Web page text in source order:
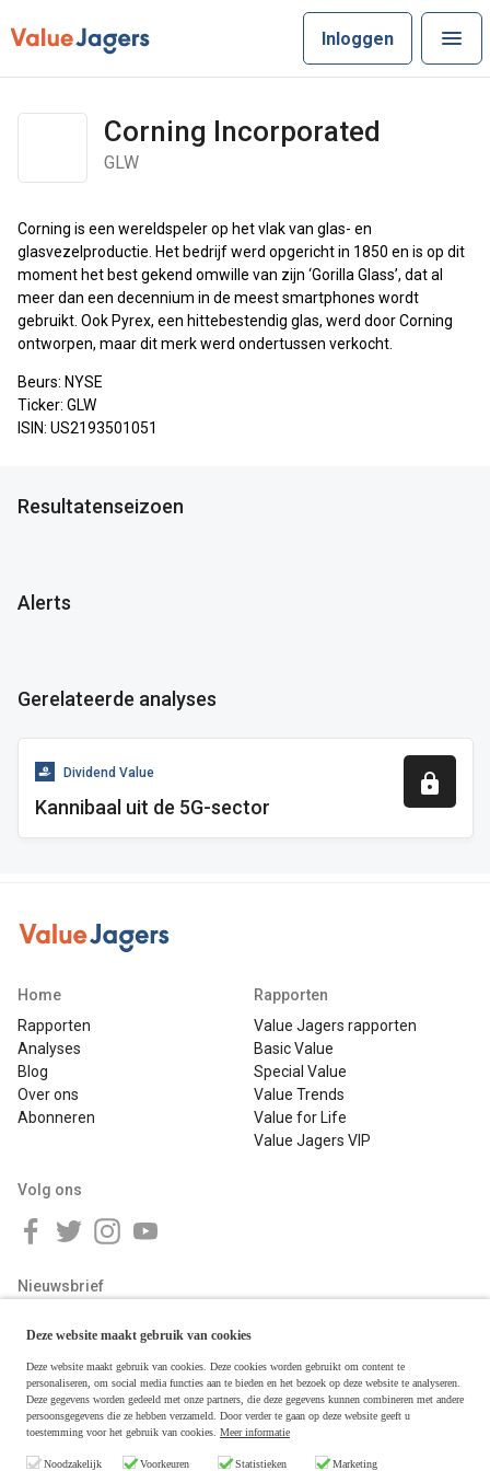
Inloggen
Corning Incorporated
GLW
Corning is een wereldspeler op het vlak van glas- en
glasvezelproductie. Het bedrijf werd opgericht in 1850 en is op dit
moment het best gekend omwille van zijn ‘Gorilla Glass’, dat al
meer dan een decennium in de meest smartphones wordt
gebruikt. Ook Pyrex, een hittebestendig glas, werd door Corning
ontworpen, maar dit merk werd ondertussen verkocht.
Beurs: NYSE
Ticker: GLW
ISIN: US2193501051
Resultatenseizoen
Alerts
Gerelateerde analyses
Dividend Value
Kannibaal uit de 5G-sector
Home
Rapporten
Analyses
Blog
Over ons
Abonneren
Rapporten
Value Jagers rapporten
Basic Value
Special Value
Value Trends
Value for Life
Value Jagers VIP
Volg ons
Nieuwsbrief
Deze website maakt gebruik van cookies
Deze website maakt gebruik van cookies. Deze cookies worden gebruikt om content te
personaliseren, om social media functies aan te bieden en het bezoek op deze website te analyseren.
Deze gegevens worden gedeeld met onze partners, die deze gegevens kunnen combineren met andere
persoonsgegevens die ze hebben verzameld. Door verder te gaan op deze website geeft u
toestemming voor het gebruik van cookies. Meer informatie
Noodzakelijk Voorkeuren Statistieken Marketing